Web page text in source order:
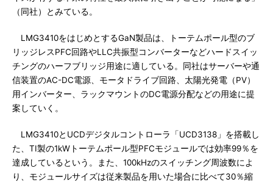
（同社）とみている。
LMG3410をはじめとするGaN製品は、トーテムポール型のブ
リッジレスPFC回路やLLC共振型コンバーターなどハードスイッ
チングのハーフブリッジ用途に適している。同社はサーバーや通
信装置のAC-DC電源、モータドライブ回路、太陽光発電（PV）
用インバーター、ラックマウントのDC電源分配などの用途に提
案していく。
LMG3410とUCDデジタルコントローラ「UCD3138」を搭載し
た、TI製の1kWトーテムポール型PFCモジュールでは効率99％を
達成しているという。また、100kHzのスイッチング周波数によ
り、モジュールサイズは従来製品を用いた場合に比べて30％縮